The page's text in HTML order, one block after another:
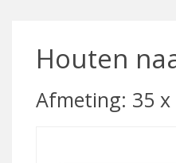
Houten
Afmeting: 35 x